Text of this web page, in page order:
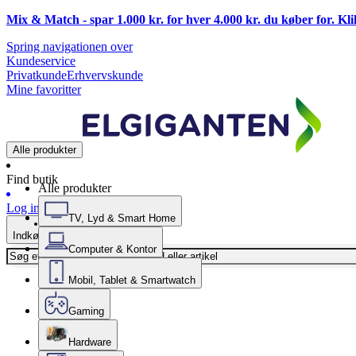
Mix & Match - spar 1.000 kr. for hver 4.000 kr. du køber for.
Spring navigationen over
Kundeservice
PrivatkundeErhvervskunde
Mine favoritter
Alle produkter
Find butik
Log ind
Indkøbskurv
Alle produkter
TV, Lyd & Smart Home
Computer & Kontor
Mobil, Tablet & Smartwatch
Gaming
Hardware